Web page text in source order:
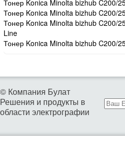
Тонер Konica Minolta bizhub C200/
Тонер Konica Minolta bizhub C200/
Тонер Konica Minolta bizhub C200/
Line
Тонер Konica Minolta bizhub C200/
© Компания Булат
Решения и продукты в
области электрографии